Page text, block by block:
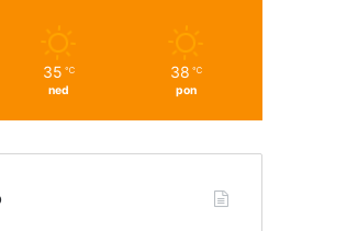
35 ℃
ned
38 ℃
pon